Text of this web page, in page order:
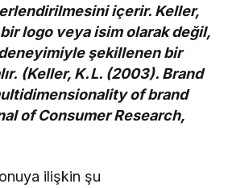
içerir. Keller,
bir logo veya isim olarak değil,
şekillenen bir
(Keller, K. L. (2003). Brand
of brand
of Consumer Research,
ilişkin şu